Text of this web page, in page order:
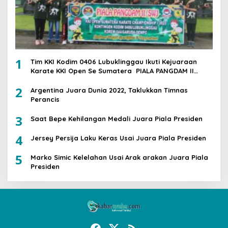
1
Tim KKI Kodim 0406 Lubuklinggau Ikuti Kejuaraan
Karate KKI Open Se Sumatera PIALA PANGDAM II
2
Argentina Juara Dunia 2022, Taklukkan Timnas
Perancis
3 Saat Bepe Kehilangan Medali Juara Piala Presiden
4 Jersey Persija Laku Keras Usai Juara Piala Presiden
5
Marko Simic Kelelahan Usai Arak arakan Juara Piala
Presiden